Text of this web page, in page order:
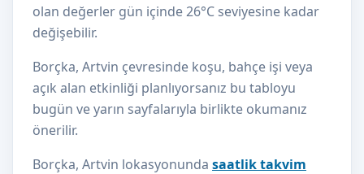
olan değerler gün içinde 26°C seviyesine kadar
değişebilir.
Borçka, Artvin çevresinde koşu, bahçe işi veya
açık alan etkinliği planlıyorsanız bu tabloyu
bugün ve yarın sayfalarıyla birlikte okumanız
önerilir.
Borçka, Artvin lokasyonunda saatlik takvim